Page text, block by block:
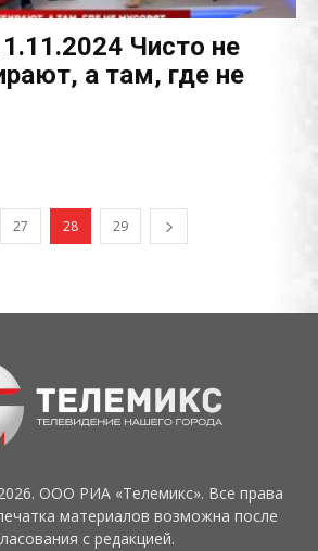
Чисто не
а там, где не
27 28 29
ООО РИА «Телемикс». Все права
материалов возможна после
с редакцией.